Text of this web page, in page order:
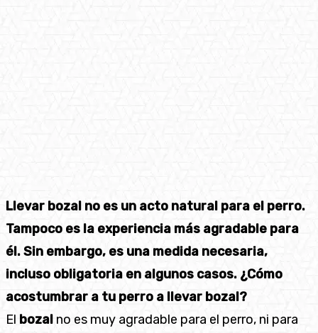
Llevar bozal no es un acto natural para el perro.
Tampoco es la experiencia más agradable para
él. Sin embargo, es una medida necesaria,
incluso obligatoria en algunos casos. ¿Cómo
acostumbrar a tu perro a llevar bozal?
El bozal no es muy agradable para el perro, ni para